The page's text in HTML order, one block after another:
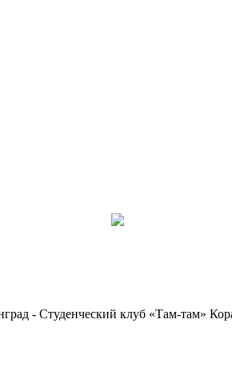
- Студенческий клуб «Там-там»